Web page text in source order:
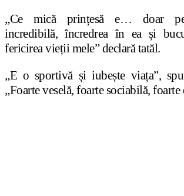
„Ce mică prințesă e… doar
incredibilă, încredrea în ea și
fericirea vieții mele” declară tatăl.
„E o sportivă și iubește viața”,
„Foarte veselă, foarte sociabilă, foarte